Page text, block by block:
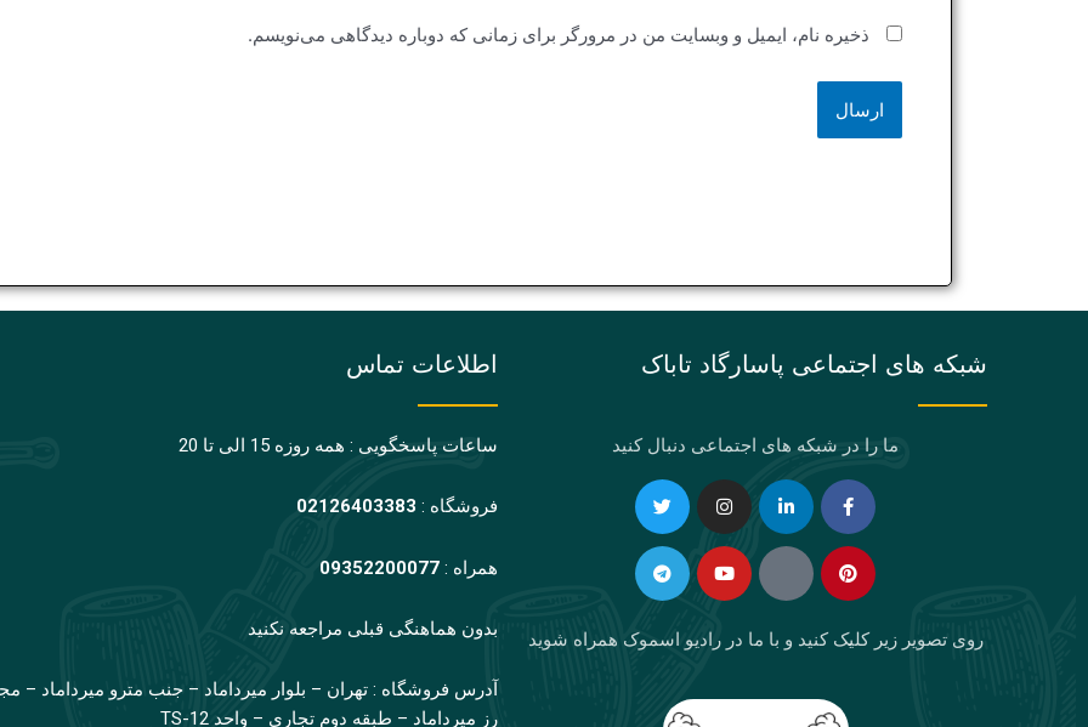
ذخیره نام، ایمیل و وبسایت من در مرورگر برای زمانی که دوباره دیدگاهی می‌نویسم.
شبکه های اجتماعی پاسارگاد تاباک
ما را در شبکه های اجتماعی دنبال کنید
Facebook-
f
Linkedin-
in
Instagram
Twitter Pinterest
Eaparat
Youtube
Telegram
روی تصویر زیر کلیک کنید و با ما در رادیو اسموک همراه شوید
اطلاعات تماس
ساعات پاسخگویی : همه روزه 15 الی تا 20
فروشگاه : 02126403383
همراه :09352200077
بدون هماهنگی قبلی مراجعه نکنید
آدرس فروشگاه : تهران – بلوار میرداماد – جنب مترو میرداماد –
رز میرداماد – طبقه دوم تجاری – واحد TS-12